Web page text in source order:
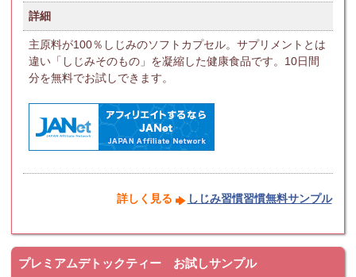
詳細
主原料が100％しじみのソフトカプセル。サプリメントとは
違い「しじみそのもの」を凝縮した健康食品です。10日間
分を無料でお試しできます。
詳しく見る しじみ習慣習慣無料サンプル
プレミアムデトックティー お試しサンプル